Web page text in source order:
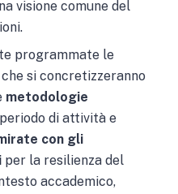
visione comune del
programmate le
si concretizzeranno
metodologie
di attività e
con gli
per la resilienza del
accademico,